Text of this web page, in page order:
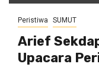
Peristiwa SUMUT
Arief
Upacara